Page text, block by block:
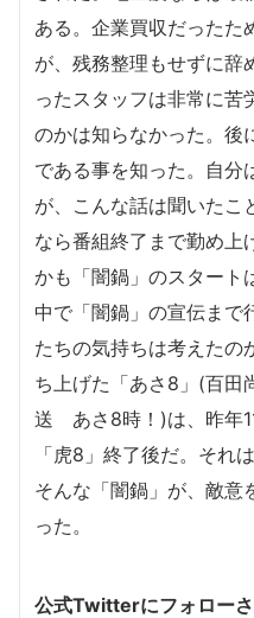
ある。企業買収だったた
が、残務整理もせずに辞
ったスタッフは非常に苦
のかは知らなかった。後
である事を知った。自分
が、こんな話は聞いたこ
なら番組終了まで勤め上
かも「闇鍋」のスタート
中で「闇鍋」の宣伝まで
たちの気持ちは考えたの
ち上げた「あさ8」(百田
送 あさ8時！)は、昨年
「虎8」終了後だ。それ
そんな「闇鍋」が、敵意
った。
公式Twitterにフォロー